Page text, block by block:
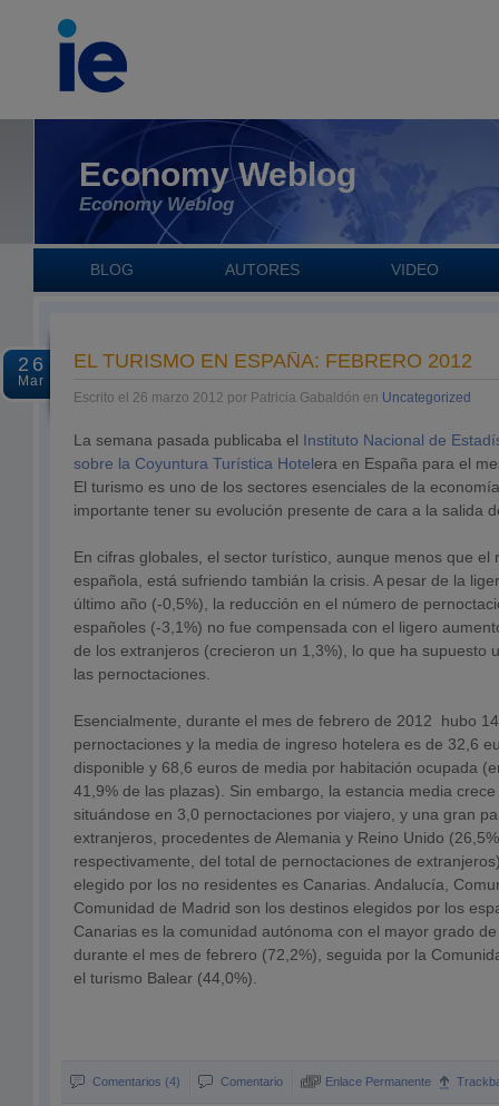
Economy Weblog
Economy Weblog
BLOG AUTORES VIDEO
26
Mar
EL TURISMO EN ESPAÑA: FEBRERO 2012
Escrito el 26 marzo 2012 por Patricia Gabaldón en Uncategorized
La semana pasada publicaba el Instituto Nacional de
sobre la Coyuntura Turística Hotelera en España para el
El turismo es uno de los sectores esenciales de la
importante tener su evolución presente de cara a la salida
En cifras globales, el sector turístico, aunque menos que el
española, está sufriendo tambián la crisis. A pesar de la
último año (-0,5%), la reducción en el número de
españoles (-3,1%) no fue compensada con el ligero
de los extranjeros (crecieron un 1,3%), lo que ha supuesto
las pernoctaciones.
Esencialmente, durante el mes de febrero de 2012 hubo
pernoctaciones y la media de ingreso hotelera es de 32,6
disponible y 68,6 euros de media por habitación ocupada
41,9% de las plazas). Sin embargo, la estancia media
situándose en 3,0 pernoctaciones por viajero, y una gran
extranjeros, procedentes de Alemania y Reino Unido
respectivamente, del total de pernoctaciones de
elegido por los no residentes es Canarias. Andalucía,
Comunidad de Madrid son los destinos elegidos por los
Canarias es la comunidad autónoma con el mayor grado
durante el mes de febrero (72,2%), seguida por la
el turismo Balear (44,0%).
Comentarios (4) Comentario Enlace Permanente